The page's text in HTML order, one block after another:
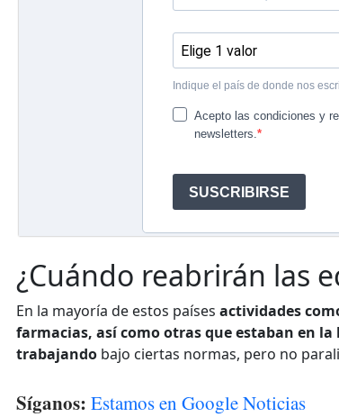
¿Cuándo reabrirán las
En la mayoría de estos países actividades
farmacias, así como otras que estaban en
trabajando bajo ciertas normas, pero no
Síganos: Estamos en Google Noticias